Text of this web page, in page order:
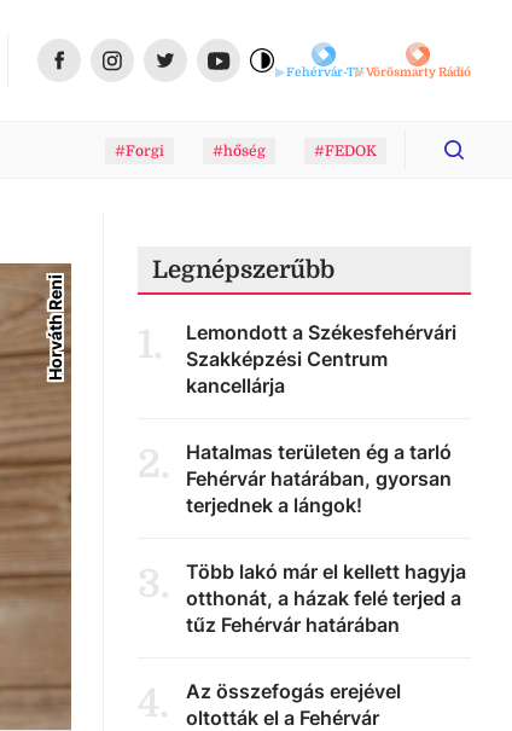
Fehérvár-TVVörösmarty Rádió
#Forgi #hőség #FEDOK
Horváth Reni
Legnépszerűbb
1.
Lemondott a Székesfehérvári
Szakképzési Centrum
kancellárja
2.
Hatalmas területen ég a tarló
Fehérvár határában, gyorsan
terjednek a lángok!
3.
Több lakó már el kellett hagyja
otthonát, a házak felé terjed a
tűz Fehérvár határában
4.
Az összefogás erejével
oltották el a Fehérvár